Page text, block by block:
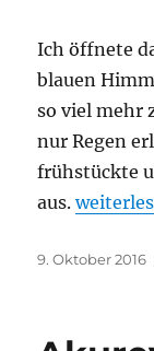
Ich öffnete
blauen
so viel mehr
nur Regen
frühstückte
aus.„Die
Veröffentlicht
9. Oktober 2016